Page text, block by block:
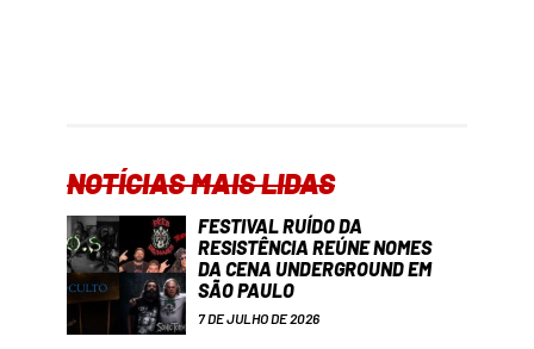
NOTÍCIAS MAIS LIDAS
FESTIVAL RUÍDO DA
RESISTÊNCIA REÚNE NOMES
DA CENA UNDERGROUND EM
SÃO PAULO
7 DE JULHO DE 2026